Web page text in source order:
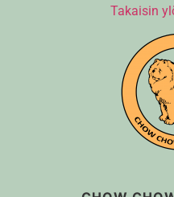
Takaisin